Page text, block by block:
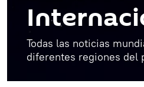
Todas las noticias
diferentes regiones del